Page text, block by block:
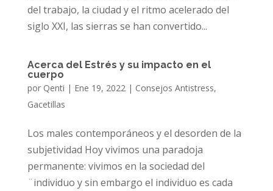
del trabajo, la ciudad y el ritmo acelerado del
siglo XXI, las sierras se han convertido...
Acerca del Estrés y su impacto en el
cuerpo
por Qenti | Ene 19, 2022| Consejos Antistress,
Gacetillas
Los males contemporáneos y el desorden de la
subjetividad Hoy vivimos una paradoja
permanente: vivimos en la sociedad del
¨individuo y sin embargo el individuo es cada